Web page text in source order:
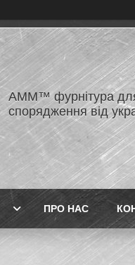
AMM™ фурнітура
спорядження від
ПРО НАС